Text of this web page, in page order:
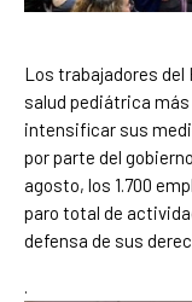
Los trabajadores del
salud pediátrica
intensificar sus
por parte del
agosto, los 1.700
paro total de
defensa de sus